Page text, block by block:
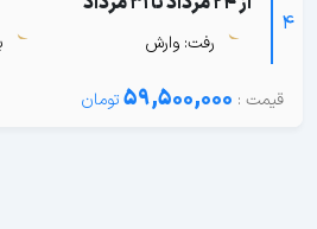
4
رفت: وارش
59,500,000